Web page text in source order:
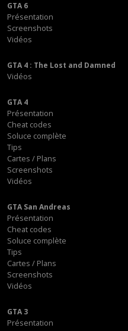
GTA 6
Présentation
Screenshots
Vidéos
GTA 4 : The Lost and Damned
Vidéos
GTA 4
Présentation
Cheat codes
Soluce complète
Tips
Cartes / Plans
Screenshots
Vidéos
GTA San Andreas
Présentation
Cheat codes
Soluce complète
Tips
Cartes / Plans
Screenshots
Vidéos
GTA 3
Présentation